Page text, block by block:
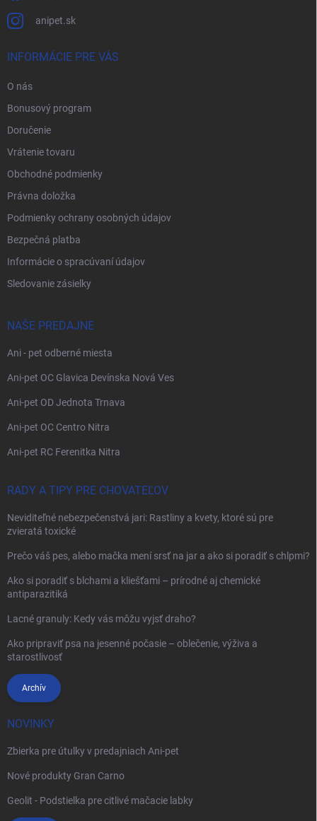
anipet.sk
INFORMÁCIE PRE VÁS
O nás
Bonusový program
Doručenie
Vrátenie tovaru
Obchodné podmienky
Právna doložka
Podmienky ochrany osobných údajov
Bezpečná platba
Informácie o spracúvaní údajov
Sledovanie zásielky
NAŠE PREDAJNE
Ani - pet odberné miesta
Ani-pet OC Glavica Devínska Nová Ves
Ani-pet OD Jednota Trnava
Ani-pet OC Centro Nitra
Ani-pet RC Ferenitka Nitra
RADY A TIPY PRE CHOVATEĽOV
Neviditeľné nebezpečenstvá jari: Rastliny a kvety, ktoré sú pre
zvieratá toxické
Prečo váš pes, alebo mačka mení srsť na jar a ako si poradiť s chlpmi?
Ako si poradiť s blchami a kliešťami – prírodné aj chemické
antiparazitiká
Lacné granuly: Kedy vás môžu vyjsť draho?
Ako pripraviť psa na jesenné počasie – oblečenie, výživa a
starostlivosť
Archív
NOVINKY
Zbierka pre útulky v predajniach Ani-pet
Nové produkty Gran Carno
Geolit - Podstielka pre citlivé mačacie labky